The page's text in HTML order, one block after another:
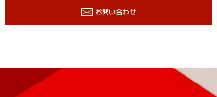
お問い合わせ